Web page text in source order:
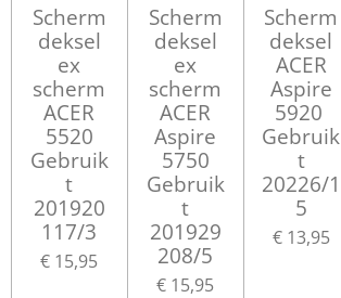
Scherm
deksel
ex
scherm
ACER
5520
Gebruik
t
201920
117/3
€ 15,95
Scherm
deksel
ex
scherm
ACER
Aspire
5750
Gebruik
t
201929
208/5
€ 15,95
Scherm
deksel
ACER
Aspire
5920
Gebruik
t
20226/1
5
€ 13,95